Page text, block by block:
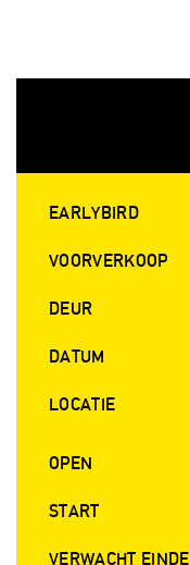
EARLYBIRD
VOORVERKOOP
DEUR
DATUM
LOCATIE
OPEN
START
VERWACHT EINDE